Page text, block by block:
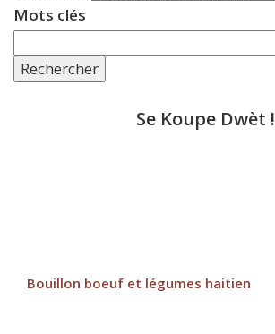
Mots clés
Rechercher
Se Koupe Dwèt !
Bouillon boeuf et légumes haitien